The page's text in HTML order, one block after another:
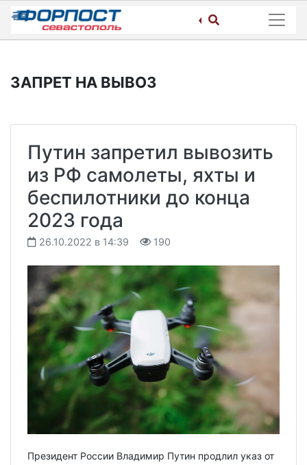
Skip
content
ЗАПРЕТ НА ВЫВОЗ
Путин запретил вывозить
из РФ самолеты, яхты и
беспилотники до конца
2023 года
26.10.2022 в 14:39 190
Президент России Владимир Путин продлил указ от